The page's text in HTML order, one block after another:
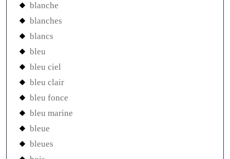
blanche
blanches
blancs
bleu
bleu ciel
bleu clair
bleu fonce
bleu marine
bleue
bleues